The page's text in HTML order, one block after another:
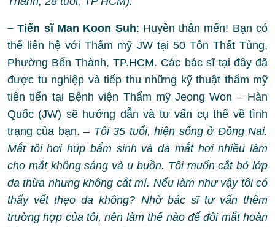
– Tiến sĩ Man Koon Suh: Huyền thân mến! Bạn có
thể liên hệ với Thẩm mỹ JW tại 50 Tôn Thất Tùng,
Phường Bến Thành, TP.HCM. Các bác sĩ tại đây đã
được tu nghiệp và tiếp thu những kỹ thuật thẩm mỹ
tiên tiến tại Bệnh viện Thẩm mỹ Jeong Won – Hàn
Quốc (JW) sẽ hướng dẫn và tư vấn cụ thể về tình
trạng của bạn.– Tôi 35 tuổi, hiện sống ở Đồng Nai.
Mắt tôi hơi húp bẩm sinh và da mắt hơi nhiều làm
cho mắt không sáng và u buồn. Tôi muốn cắt bỏ lớp
da thừa nhưng không cắt mí. Nếu làm như vậy tôi có
thấy vết thẹo da không? Nhờ bác sĩ tư vấn thêm
trường hợp của tôi, nên làm thế nào để đôi mắt hoàn